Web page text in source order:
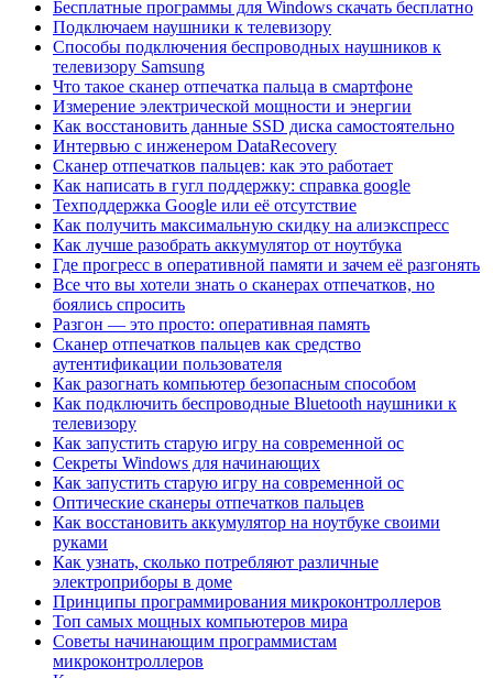
Бесплатные программы для Windows скачать бесплатно
Подключаем наушники к телевизору
Способы подключения беспроводных наушников к
телевизору Samsung
Что такое сканер отпечатка пальца в смартфоне
Измерение электрической мощности и энергии
Как восстановить данные SSD диска самостоятельно
Интервью с инженером DataRecovery
Сканер отпечатков пальцев: как это работает
Как написать в гугл поддержку: справка google
Техподдержка Google или её отсутствие
Как получить максимальную скидку на алиэкспресс
Как лучше разобрать аккумулятор от ноутбука
Где прогресс в оперативной памяти и зачем её разгонять
Все что вы хотели знать о сканерах отпечатков, но
боялись спросить
Разгон — это просто: оперативная память
Сканер отпечатков пальцев как средство
аутентификации пользователя
Как разогнать компьютер безопасным способом
Как подключить беспроводные Bluetooth наушники к
телевизору
Как запустить старую игру на современной ос
Секреты Windows для начинающих
Как запустить старую игру на современной ос
Оптические сканеры отпечатков пальцев
Как восстановить аккумулятор на ноутбуке своими
руками
Как узнать, сколько потребляют различные
электроприборы в доме
Принципы программирования микроконтроллеров
Топ самых мощных компьютеров мира
Советы начинающим программистам
микроконтроллеров